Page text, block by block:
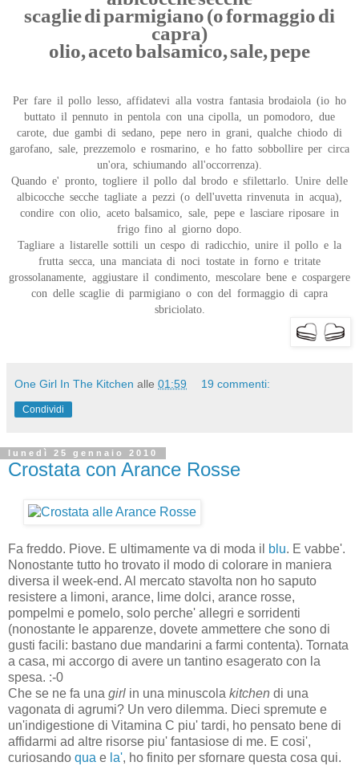
scaglie di parmigiano (o formaggio di
capra)
olio, aceto balsamico, sale, pepe
Per fare il pollo lesso, affidatevi alla vostra fantasia brodaiola (io ho
buttato il pennuto in pentola con una cipolla, un pomodoro, due
carote, due gambi di sedano, pepe nero in grani, qualche chiodo di
garofano, sale, prezzemolo e rosmarino, e ho fatto sobbollire per circa
un'ora, schiumando all'occorrenza).
Quando e' pronto, togliere il pollo dal brodo e sfilettarlo. Unire delle
albicocche secche tagliate a pezzi (o dell'uvetta rinvenuta in acqua),
condire con olio, aceto balsamico, sale, pepe e lasciare riposare in
frigo fino al giorno dopo.
Tagliare a listarelle sottili un cespo di radicchio, unire il pollo e la
frutta secca, una manciata di noci tostate in forno e tritate
grossolanamente, aggiustare il condimento, mescolare bene e cospargere
con delle scaglie di parmigiano o con del formaggio di capra
sbriciolato.
One Girl In The Kitchen alle 01:59 19 commenti:
Condividi
lunedì 25 gennaio 2010
Crostata con Arance Rosse
Fa freddo. Piove. E ultimamente va di moda il blu. E vabbe'.
Nonostante tutto ho trovato il modo di colorare in maniera
diversa il week-end. Al mercato stavolta non ho saputo
resistere a limoni, arance, lime dolci, arance rosse,
pompelmi e pomelo, solo perche' allegri e sorridenti
(nonostante le apparenze, dovete ammettere che sono di
gusti facili: bastano due mandarini a farmi contenta). Tornata
a casa, mi accorgo di avere un tantino esagerato con la
spesa. :-0
Che se ne fa una girl in una minuscola kitchen di una
vagonata di agrumi? Un vero dilemma. Dieci spremute e
un'indigestione di Vitamina C piu' tardi, ho pensato bene di
affidarmi ad altre risorse piu' fantasiose di me. E cosi',
curiosando qua e la', ho finito per sfornare questa cosa qui.